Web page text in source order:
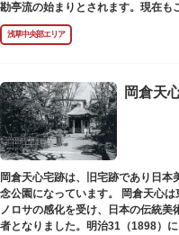
勘亭流の始まりとされます。現在も
われています。 お墓は清光寺（せい
浅草中央部エリア
岡倉天
岡倉天心宅跡は、旧宅跡であり日
念公園になっています。 岡倉天心
ノロサの感化を受け、日本の伝統
者となりました。明治31（1898）